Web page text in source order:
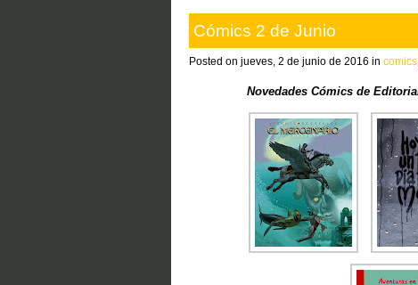
Cómics 2 de Junio
Posted on jueves, 2 de junio de 2016 in comics
Novedades Cómics de